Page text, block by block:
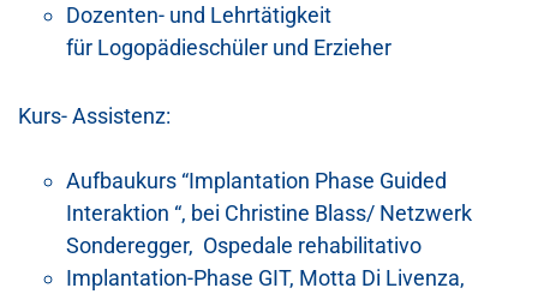
Dozenten- und Lehrtätigkeit
für Logopädieschüler und Erzieher
Kurs- Assistenz:
Aufbaukurs “Implantation Phase Guided
Interaktion “, bei Christine Blass/ Netzwerk
Sonderegger, Ospedale rehabilitativo
Implantation-Phase GIT, Motta Di Livenza,